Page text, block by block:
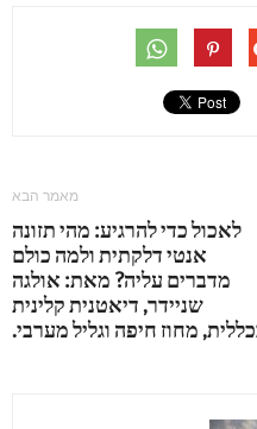
מאמר הבא
לאכול כדי להרגיע: מהי תזונה
אנטי דלקתית ולמה כולם
מדברים עליה? מאת: אולגה
שניידר, דיאטנית קלינית
מחוז חיפה וגליל מערבי.